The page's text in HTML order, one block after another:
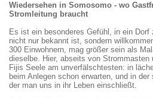
Wiedersehen in Somosomo - wo
Stromleitung braucht
Es ist ein besonderes Gefühl, in ein
nicht nur bekannt ist, sondern
300 Einwohnern, mag größer sein als
dieselbe. Hier, abseits von
Fijis Seele am unverfälschtesten: in
beim Anlegen schon erwarten, und in
der man uns in ihr Leben einschließt.